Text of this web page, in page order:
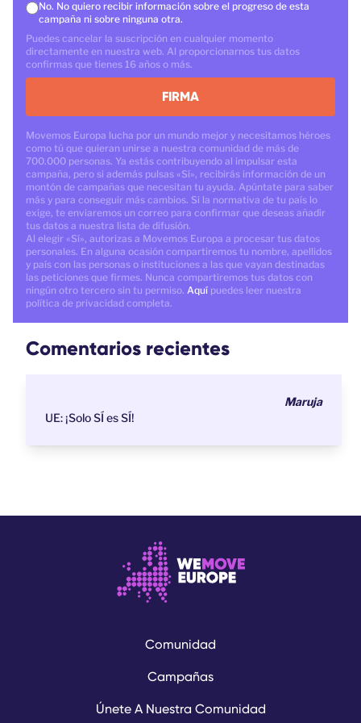
No. No quiero recibir información sobre el progreso de esta
campaña ni sobre ninguna otra.
Puedes cancelar la suscripción en cualquier momento
directamente en nuestra web. Al proporcionarnos tus datos
confirmas que tienes 16 años o más.
FIRMA
Movemos Europa lucha por un mundo mejor y necesitamos héroes
como tú que quieran unirse a nuestra comunidad de más de
700.000 personas. Ya estás contribuyendo al impulsar esta
campaña, pero si además pulsas «Sí», recibirás información de un
montón de campañas que necesitan tu ayuda. Apúntate para saber
más y para conseguir más cambios. Si la normativa de tu país lo
exige, te enviaremos un correo para confirmar que deseas añadir
tus datos a nuestra lista de difusión.
Al elegir «Sí», autorizas a Movemos Europa a procesar tus datos
personales. En alguna ocasión compartiremos tu nombre, apellidos
y país con las personas o instituciones a las que vayan destinadas
las peticiones que firmes. Nunca compartiremos tus datos con
ningún otro tercero sin tu permiso. Aquí puedes leer nuestra
política de privacidad completa.
Comentarios recientes
Maruja
UE: ¡Solo SÍ es SÍ!
Comunidad
Campañas
Únete A Nuestra Comunidad